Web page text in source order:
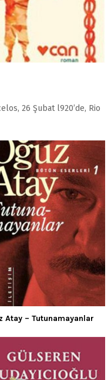
26 Şubat l920’de, Rio
Atay – Tutunamayanlar